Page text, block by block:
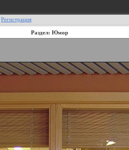
Регистрация
Раздел: Юмор